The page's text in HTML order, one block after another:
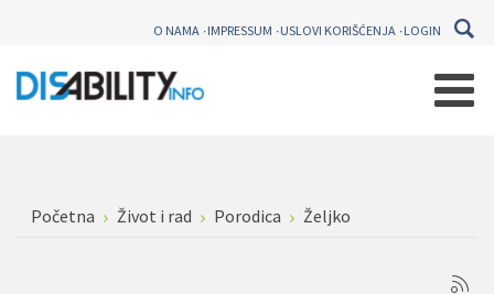
O NAMA IMPRESSUM USLOVI KORIŠĆENJA LOGIN
Početna Život i rad Porodica Željko